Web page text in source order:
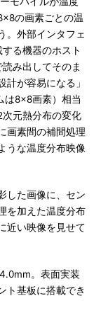
の画素ごとの温
。外部インタフェ
る機器のホスト
み出してそのま
計が容易になる」
は8×8画素）相当
元熱分布の変化
画素間の補間処理
うな温度分布映像
した画像に、セン
を加えた温度分布
近い映像を見せて
。表面実装
ト基板に搭載でき